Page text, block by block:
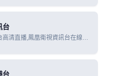
台
清直播,鳳凰衛視資訊台在線直
台